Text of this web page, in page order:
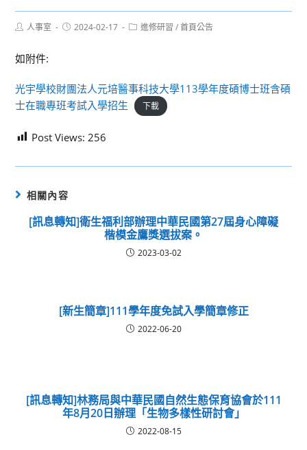
Post人事室
Post2024-02-17
Post進修研習 / 首頁公告
如附件:
光宇學校財團法人元培醫事科技大學113學年度碩博士班含碩
士在職專班考試入學招生
下載
Post Views: 256
相關內容
[訊息轉知]衛生福利部辦理中華民國第27屆身心障礙
楷模金鷹獎選拔案。
2023-03-02
[新生簡章]111學年度免試入學簡章修正
2022-06-20
[訊息轉知]林務局與中華民國自然生態保育協會於111
年8月20日辦理「生物多樣性研討會」
2022-08-15